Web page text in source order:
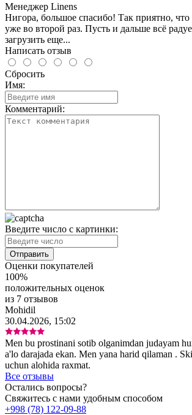
Менеджер Linens
Нигора, большое спасибо! Так приятно, что
уже во второй раз. Пусть и дальше всё
загрузить еще...
Написать отзыв
Сбросить
Имя:
Комментарий:
Введите число с картинки:
Оценки покупателей
100%
положительных оценок
из 7 отзывов
Mohidil
30.04.2026, 15:02
Men bu prostinani sotib olganimdan judayam
a'lo darajada ekan. Men yana harid qilaman .
uchun alohida raxmat.
Все отзывы
Остались вопросы?
Свяжитесь с нами удобным способом
+998 (78) 122-09-88